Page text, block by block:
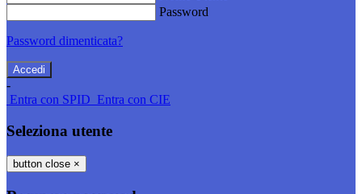
Password
Password dimenticata?
-
Entra con SPID Entra con CIE
Seleziona utente
button close ×